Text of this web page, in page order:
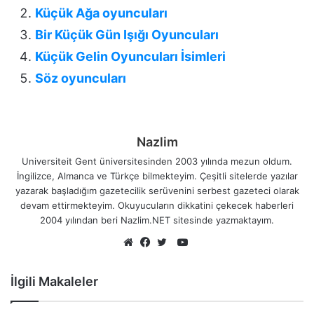
Küçük Ağa oyuncuları
Bir Küçük Gün Işığı Oyuncuları
Küçük Gelin Oyuncuları İsimleri
Söz oyuncuları
Nazlim
Universiteit Gent üniversitesinden 2003 yılında mezun oldum.
İngilizce, Almanca ve Türkçe bilmekteyim. Çeşitli sitelerde yazılar
yazarak başladığım gazetecilik serüvenini serbest gazeteci olarak
devam ettirmekteyim. Okuyucuların dikkatini çekecek haberleri
2004 yılından beri Nazlim.NET sitesinde yazmaktayım.
YouTube
İlgili Makaleler